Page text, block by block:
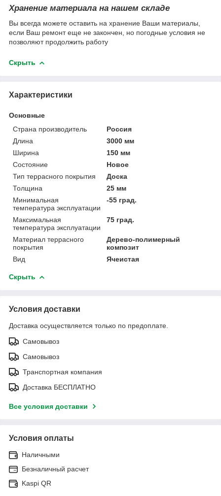
Хранение материала на нашем складе
Вы всегда можете оставить на хранение Ваши материалы,
если Ваш ремонт еще не закончен, но погодные условия не
позволяют продолжить работу
Скрыть
Характеристики
Основные
Страна производитель
Россия
Длина
3000 мм
Ширина
150 мм
Состояние
Новое
Тип террасного покрытия
Доска
Толщина
25 мм
Минимальная
температура эксплуатации
-55 град.
Максимальная
температура эксплуатации
75 град.
Материал террасного
покрытия
Дерево-полимерный
композит
Вид
Ячеистая
Скрыть
Условия доставки
Доставка осуществляется только по предоплате.
Самовывоз
Самовывоз
Транспортная компания
Доставка БЕСПЛАТНО
Все условия доставки
Условия оплаты
Наличными
Безналичный расчет
Kaspi QR